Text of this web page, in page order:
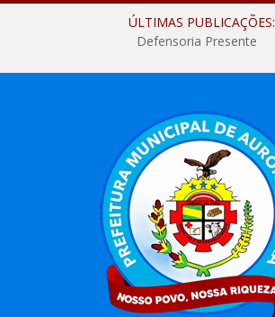
ÚLTIMAS PUBLICAÇÕES:
Defensoria Presente